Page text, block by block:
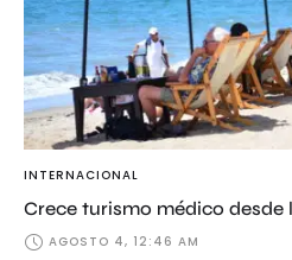
INTERNACIONAL
Crece turismo médico desde
AGOSTO 4, 12:46 AM